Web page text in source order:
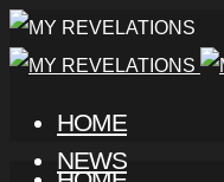
HOME
NEWS